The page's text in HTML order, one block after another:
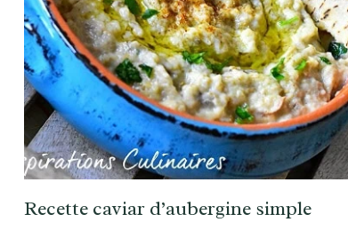
Recette caviar d’aubergine simple